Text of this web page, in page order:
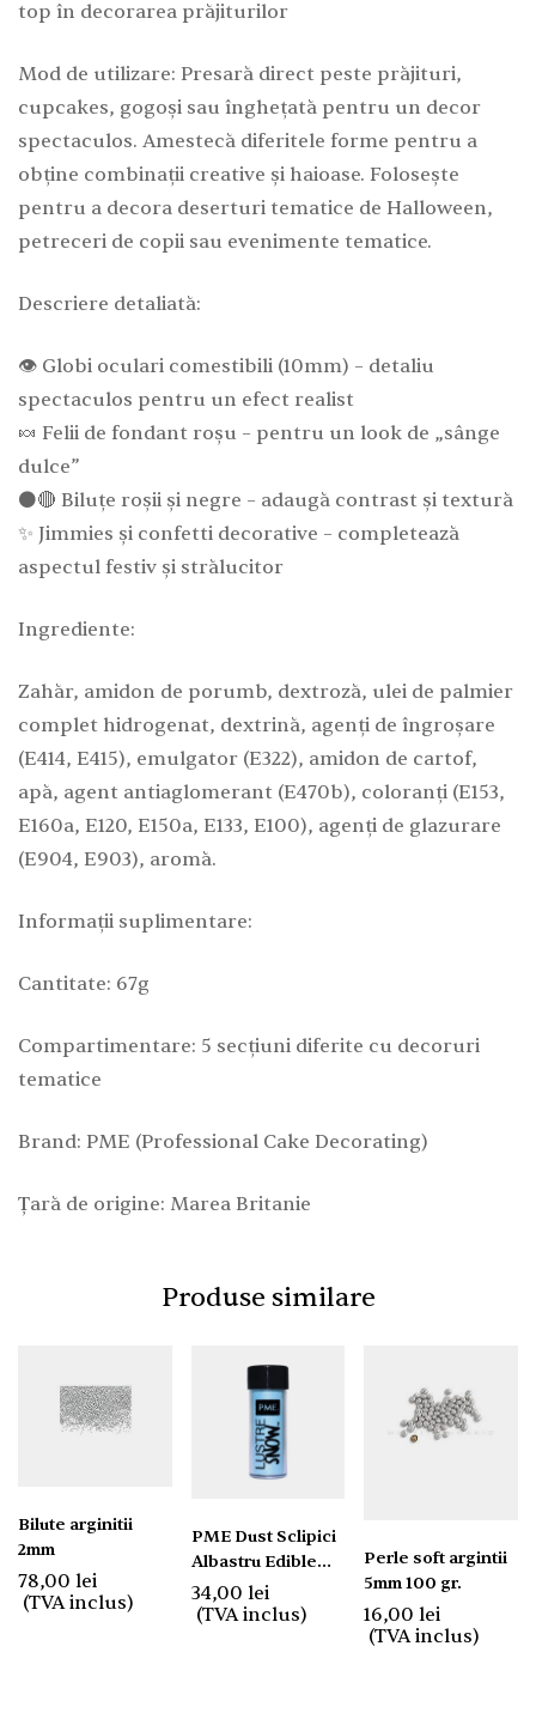
top în decorarea prăjiturilor
Mod de utilizare: Presară direct peste prăjituri,
cupcakes, gogoși sau înghețată pentru un decor
spectaculos. Amestecă diferitele forme pentru a
obține combinații creative și haioase. Folosește
pentru a decora deserturi tematice de Halloween,
petreceri de copii sau evenimente tematice.
Descriere detaliată:
👁️ Globi oculari comestibili (10mm) – detaliu
spectaculos pentru un efect realist
🍬 Felii de fondant roșu – pentru un look de „sânge
dulce”
⚫🔴 Biluțe roșii și negre – adaugă contrast și textură
✨ Jimmies și confetti decorative – completează
aspectul festiv și strălucitor
Ingrediente:
Zahăr, amidon de porumb, dextroză, ulei de palmier
complet hidrogenat, dextrină, agenți de îngroșare
(E414, E415), emulgator (E322), amidon de cartof,
apă, agent antiaglomerant (E470b), coloranți (E153,
E160a, E120, E150a, E133, E100), agenți de glazurare
(E904, E903), aromă.
Informații suplimentare:
Cantitate: 67g
Compartimentare: 5 secțiuni diferite cu decoruri
tematice
Brand: PME (Professional Cake Decorating)
Țară de origine: Marea Britanie
Produse similare
Bilute arginitii
2mm
78,00 lei
(TVA inclus)
PME Dust Sclipici
Albastru Edible
Lustre Snow 10g
34,00 lei
(TVA inclus)
Perle soft argintii
5mm 100 gr.
16,00lei
(TVA inclus)